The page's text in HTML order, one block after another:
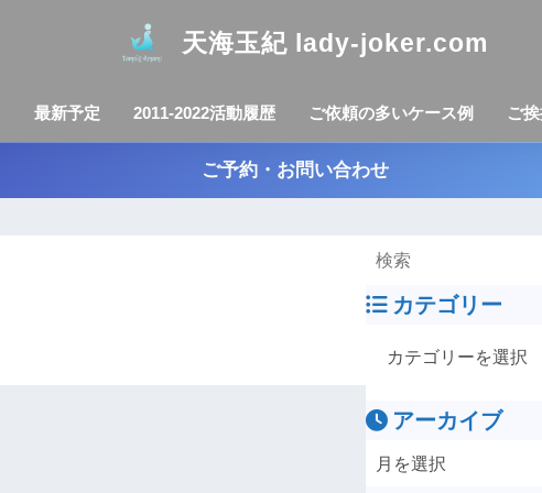
天海玉紀 lady-joker.com
最新予定 2011-2022活動履歴 ご依頼の多いケース例 ご
ご予約・お問い合わせ
カテゴリー
アーカイブ